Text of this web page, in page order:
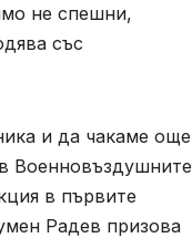
не спешни,
със
и да чакаме още
Военновъздушните
в първите
Радев призова